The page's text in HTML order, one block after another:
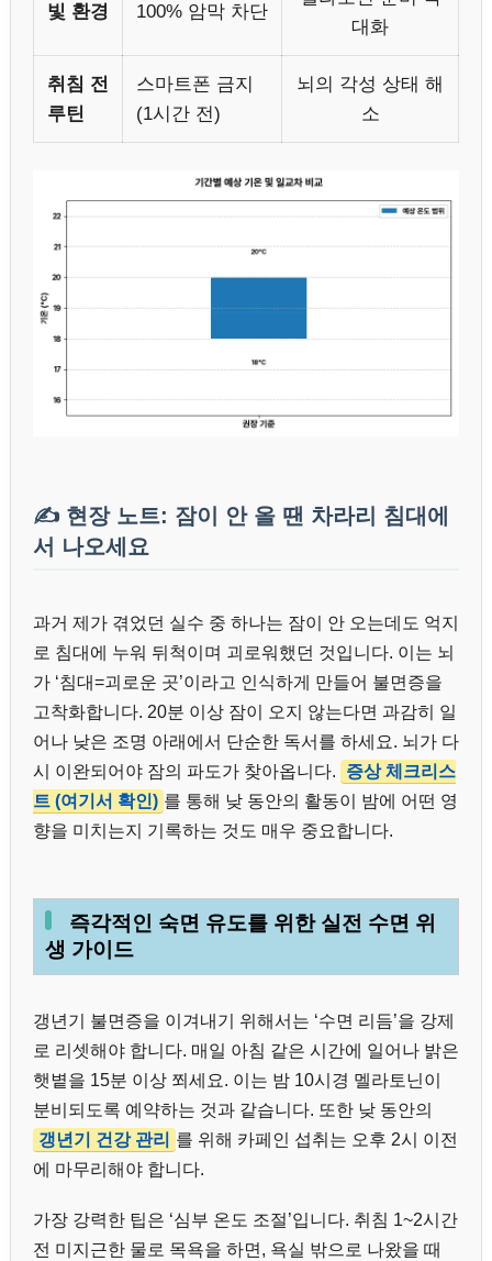
빛 환경 100% 암막 차단
대화
취침 전
루틴
스마트폰 금지
(1시간 전)
뇌의 각성 상태 해
소
✍️ 현장 노트: 잠이 안 올 땐 차라리 침대에
서 나오세요
과거 제가 겪었던 실수 중 하나는 잠이 안 오는데도 억지
로 침대에 누워 뒤척이며 괴로워했던 것입니다. 이는 뇌
가 ‘침대=괴로운 곳’이라고 인식하게 만들어 불면증을
고착화합니다. 20분 이상 잠이 오지 않는다면 과감히 일
어나 낮은 조명 아래에서 단순한 독서를 하세요. 뇌가 다
시 이완되어야 잠의 파도가 찾아옵니다.
증상 체크리스
트 (여기서 확인) 를 통해 낮 동안의 활동이 밤에 어떤 영
향을 미치는지 기록하는 것도 매우 중요합니다.
즉각적인 숙면 유도를 위한 실전 수면 위
생 가이드
갱년기 불면증을 이겨내기 위해서는 ‘수면 리듬’을 강제
로 리셋해야 합니다. 매일 아침 같은 시간에 일어나 밝은
햇볕을 15분 이상 쬐세요. 이는 밤 10시경 멜라토닌이
분비되도록 예약하는 것과 같습니다. 또한 낮 동안의
갱년기 건강 관리 를 위해 카페인 섭취는 오후 2시 이전
에 마무리해야 합니다.
가장 강력한 팁은 ‘심부 온도 조절’입니다. 취침 1~2시간
전 미지근한 물로 목욕을 하면, 욕실 밖으로 나왔을 때